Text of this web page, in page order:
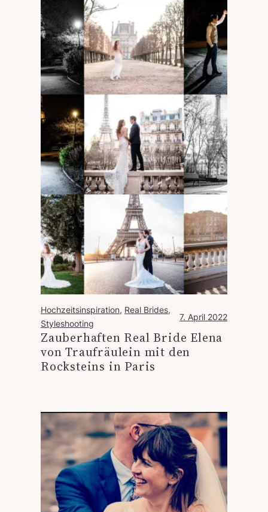
Hochzeitsinspiration, Real Brides
Styleshooting
7. April 2022
Zauberhaften Real Bride Elena
von Traufräulein mit den
Rocksteins in Paris